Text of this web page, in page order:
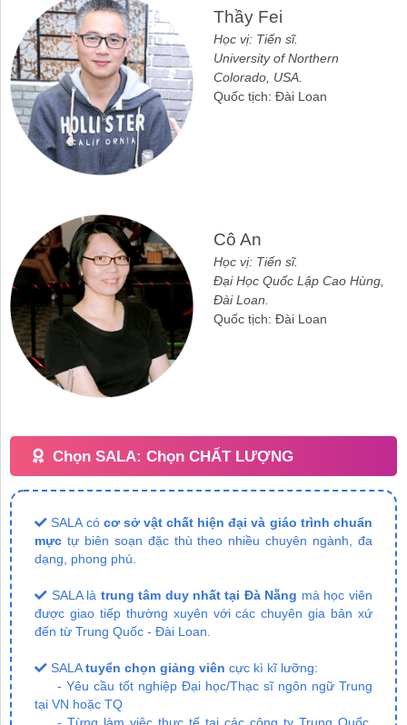
Thầy Fei
Học vị: Tiến sĩ.
University of Northern
Colorado, USA.
Quốc tịch: Đài Loan
Cô An
Học vị: Tiến sĩ.
Đại Học Quốc Lập Cao Hùng,
Đài Loan.
Quốc tịch: Đài Loan
Chọn SALA: Chọn CHẤT LƯỢNG
SALA có cơ sở vật chất hiện đại và giáo trình chuẩn
mực tự biên soạn đặc thù theo nhiều chuyên ngành, đa
dạng, phong phú.
SALA là trung tâm duy nhất tại Đà Nẵng mà học viên
được giao tiếp thường xuyên với các chuyên gia bản xứ
đến từ Trung Quốc - Đài Loan.
SALAtuyển chọn giảng viên cực kì kĩ lưỡng:
- Yêu cầu tốt nghiệp Đại học/Thạc sĩ ngôn ngữ Trung
tại VN hoặc TQ
Liên
hệ
Đóng
Menu